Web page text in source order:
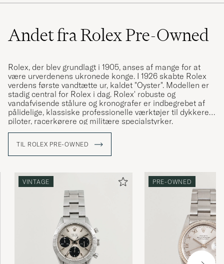
Andet fra Rolex Pre-Owned
Rolex, der blev grundlagt i 1905, anses af mange for at
være urverdenens ukronede konge. I 1926 skabte Rolex
verdens første vandtætte ur, kaldet "Oyster". Modellen er
stadig central for Rolex i dag. Rolex' robuste og
vandafvisende stålure og kronografer er indbegrebet af
pålidelige, klassiske professionelle værktøjer til dykkere,
piloter, racerkørere og militære specialstyrker.
en højere markedsværdi end et nyt Rolex. Jo mere
interessant urets historie, dets proveniens, jo højere
derfor en indbringende forretning for både køber og
sælger. Da mærkets salgsmodel har gjort det svært at
købe nye Rolex-ure, er Rolex vintage en god
TIL ROLEX PRE-OWNED
VINTAGE PRE-OWNED